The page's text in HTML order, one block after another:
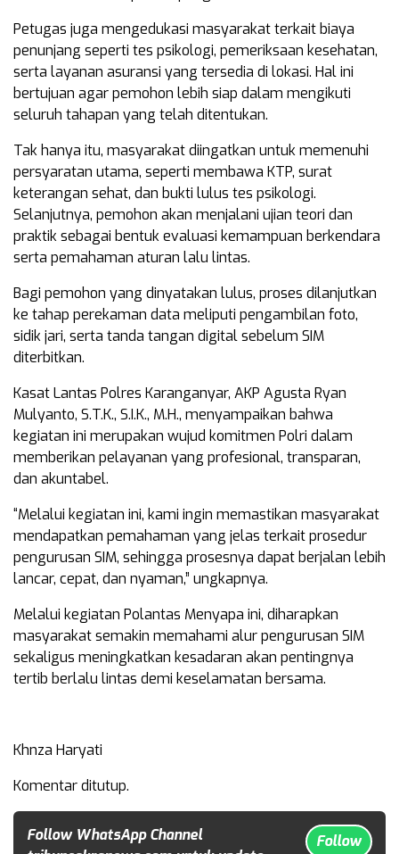
Petugas juga mengedukasi masyarakat terkait biaya
penunjang seperti tes psikologi, pemeriksaan kesehatan,
serta layanan asuransi yang tersedia di lokasi. Hal ini
bertujuan agar pemohon lebih siap dalam mengikuti
seluruh tahapan yang telah ditentukan.
Tak hanya itu, masyarakat diingatkan untuk memenuhi
persyaratan utama, seperti membawa KTP, surat
keterangan sehat, dan bukti lulus tes psikologi.
Selanjutnya, pemohon akan menjalani ujian teori dan
praktik sebagai bentuk evaluasi kemampuan berkendara
serta pemahaman aturan lalu lintas.
Bagi pemohon yang dinyatakan lulus, proses dilanjutkan
ke tahap perekaman data meliputi pengambilan foto,
sidik jari, serta tanda tangan digital sebelum SIM
diterbitkan.
Kasat Lantas Polres Karanganyar, AKP Agusta Ryan
Mulyanto, S.T.K., S.I.K., M.H., menyampaikan bahwa
kegiatan ini merupakan wujud komitmen Polri dalam
memberikan pelayanan yang profesional, transparan,
dan akuntabel.
“Melalui kegiatan ini, kami ingin memastikan masyarakat
mendapatkan pemahaman yang jelas terkait prosedur
pengurusan SIM, sehingga prosesnya dapat berjalan lebih
lancar, cepat, dan nyaman,” ungkapnya.
Melalui kegiatan Polantas Menyapa ini, diharapkan
masyarakat semakin memahami alur pengurusan SIM
sekaligus meningkatkan kesadaran akan pentingnya
tertib berlalu lintas demi keselamatan bersama.
Khnza Haryati
Komentar ditutup.
Follow WhatsApp Channel
Follow